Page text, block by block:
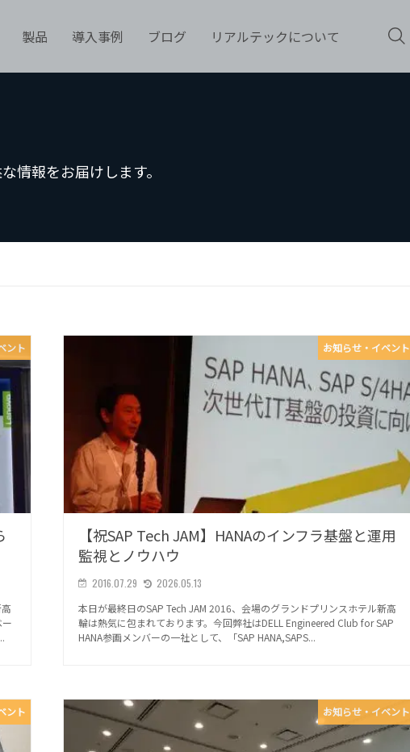
製品 導入事例 ブログ リアルテックについて
情報をお届けします。
ント お知らせ・イベント
【祝SAP Tech JAM】HANAのインフラ基盤と運用
監視とノウハウ
2016.07.29
2026.05.13
本日が最終日のSAP Tech JAM 2016、会場のグランドプリンスホテル新高
輪は熱気に包まれております。今回弊社はDELL Engineered Club for SAP
HANA参画メンバーの一社として、「SAP HANA,SAPS...
ント お知らせ・イベント